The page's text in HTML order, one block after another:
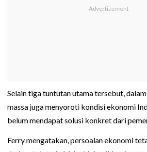
Selain tiga tuntutan utama tersebut,
massa juga menyoroti kondisi ekonomi
belum mendapat solusi konkret dari
Ferry mengatakan, persoalan ekonomi